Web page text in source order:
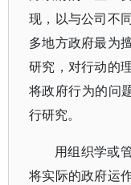
现，以与公司不
多地方政府最为
研究，对行动的
将政府行为的问
行研究。
用组织学或
将实际的政府运